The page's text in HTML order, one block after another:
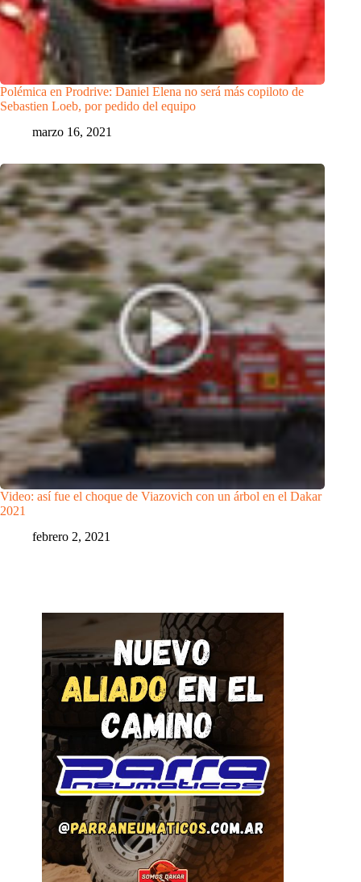
Polémica en Prodrive: Daniel Elena no será más copiloto de
Sebastien Loeb, por pedido del equipo
marzo 16, 2021
Video: así fue el choque de Viazovich con un árbol en el Dakar
2021
febrero 2, 2021